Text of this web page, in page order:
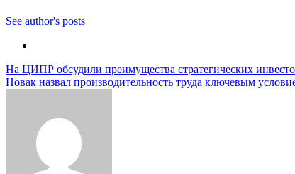
See author's posts
Навигация
по
На ЦИПР обсудили преимущества стратегических
Новак назвал производительность труда ключевым